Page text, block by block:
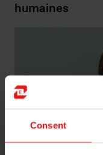
Consent
humaines